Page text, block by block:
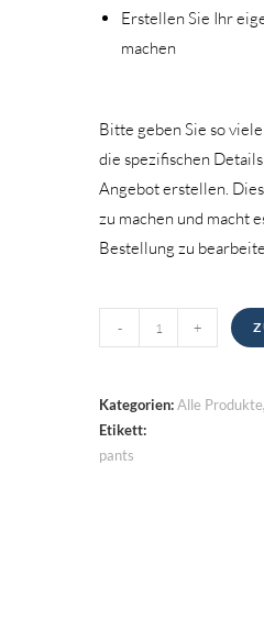
Erstellen Sie Ihr
machen
Bitte geben Sie so
die spezifischen
Angebot erstellen.
zu machen und macht
Bestellung zu
Menge
- +
Kategorien:Alle Produkte
Etikett:
pants